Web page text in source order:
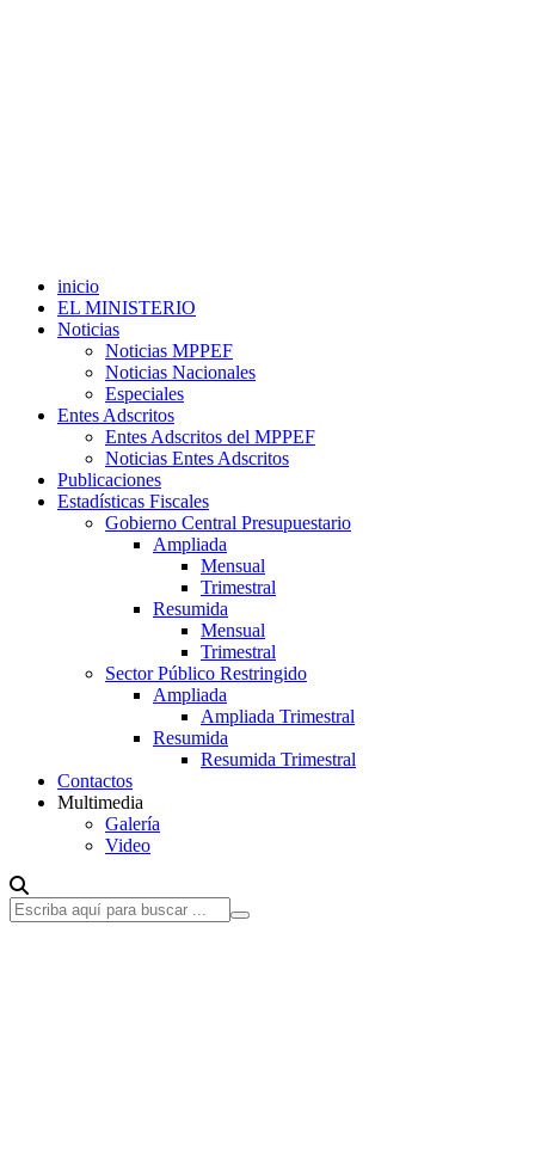
inicio
EL MINISTERIO
Noticias
Noticias MPPEF
Noticias Nacionales
Especiales
Entes Adscritos
Entes Adscritos del MPPEF
Noticias Entes Adscritos
Publicaciones
Estadísticas Fiscales
Gobierno Central Presupuestario
Ampliada
Mensual
Trimestral
Resumida
Mensual
Trimestral
Sector Público Restringido
Ampliada
Ampliada Trimestral
Resumida
Resumida Trimestral
Contactos
Multimedia
Galería
Video